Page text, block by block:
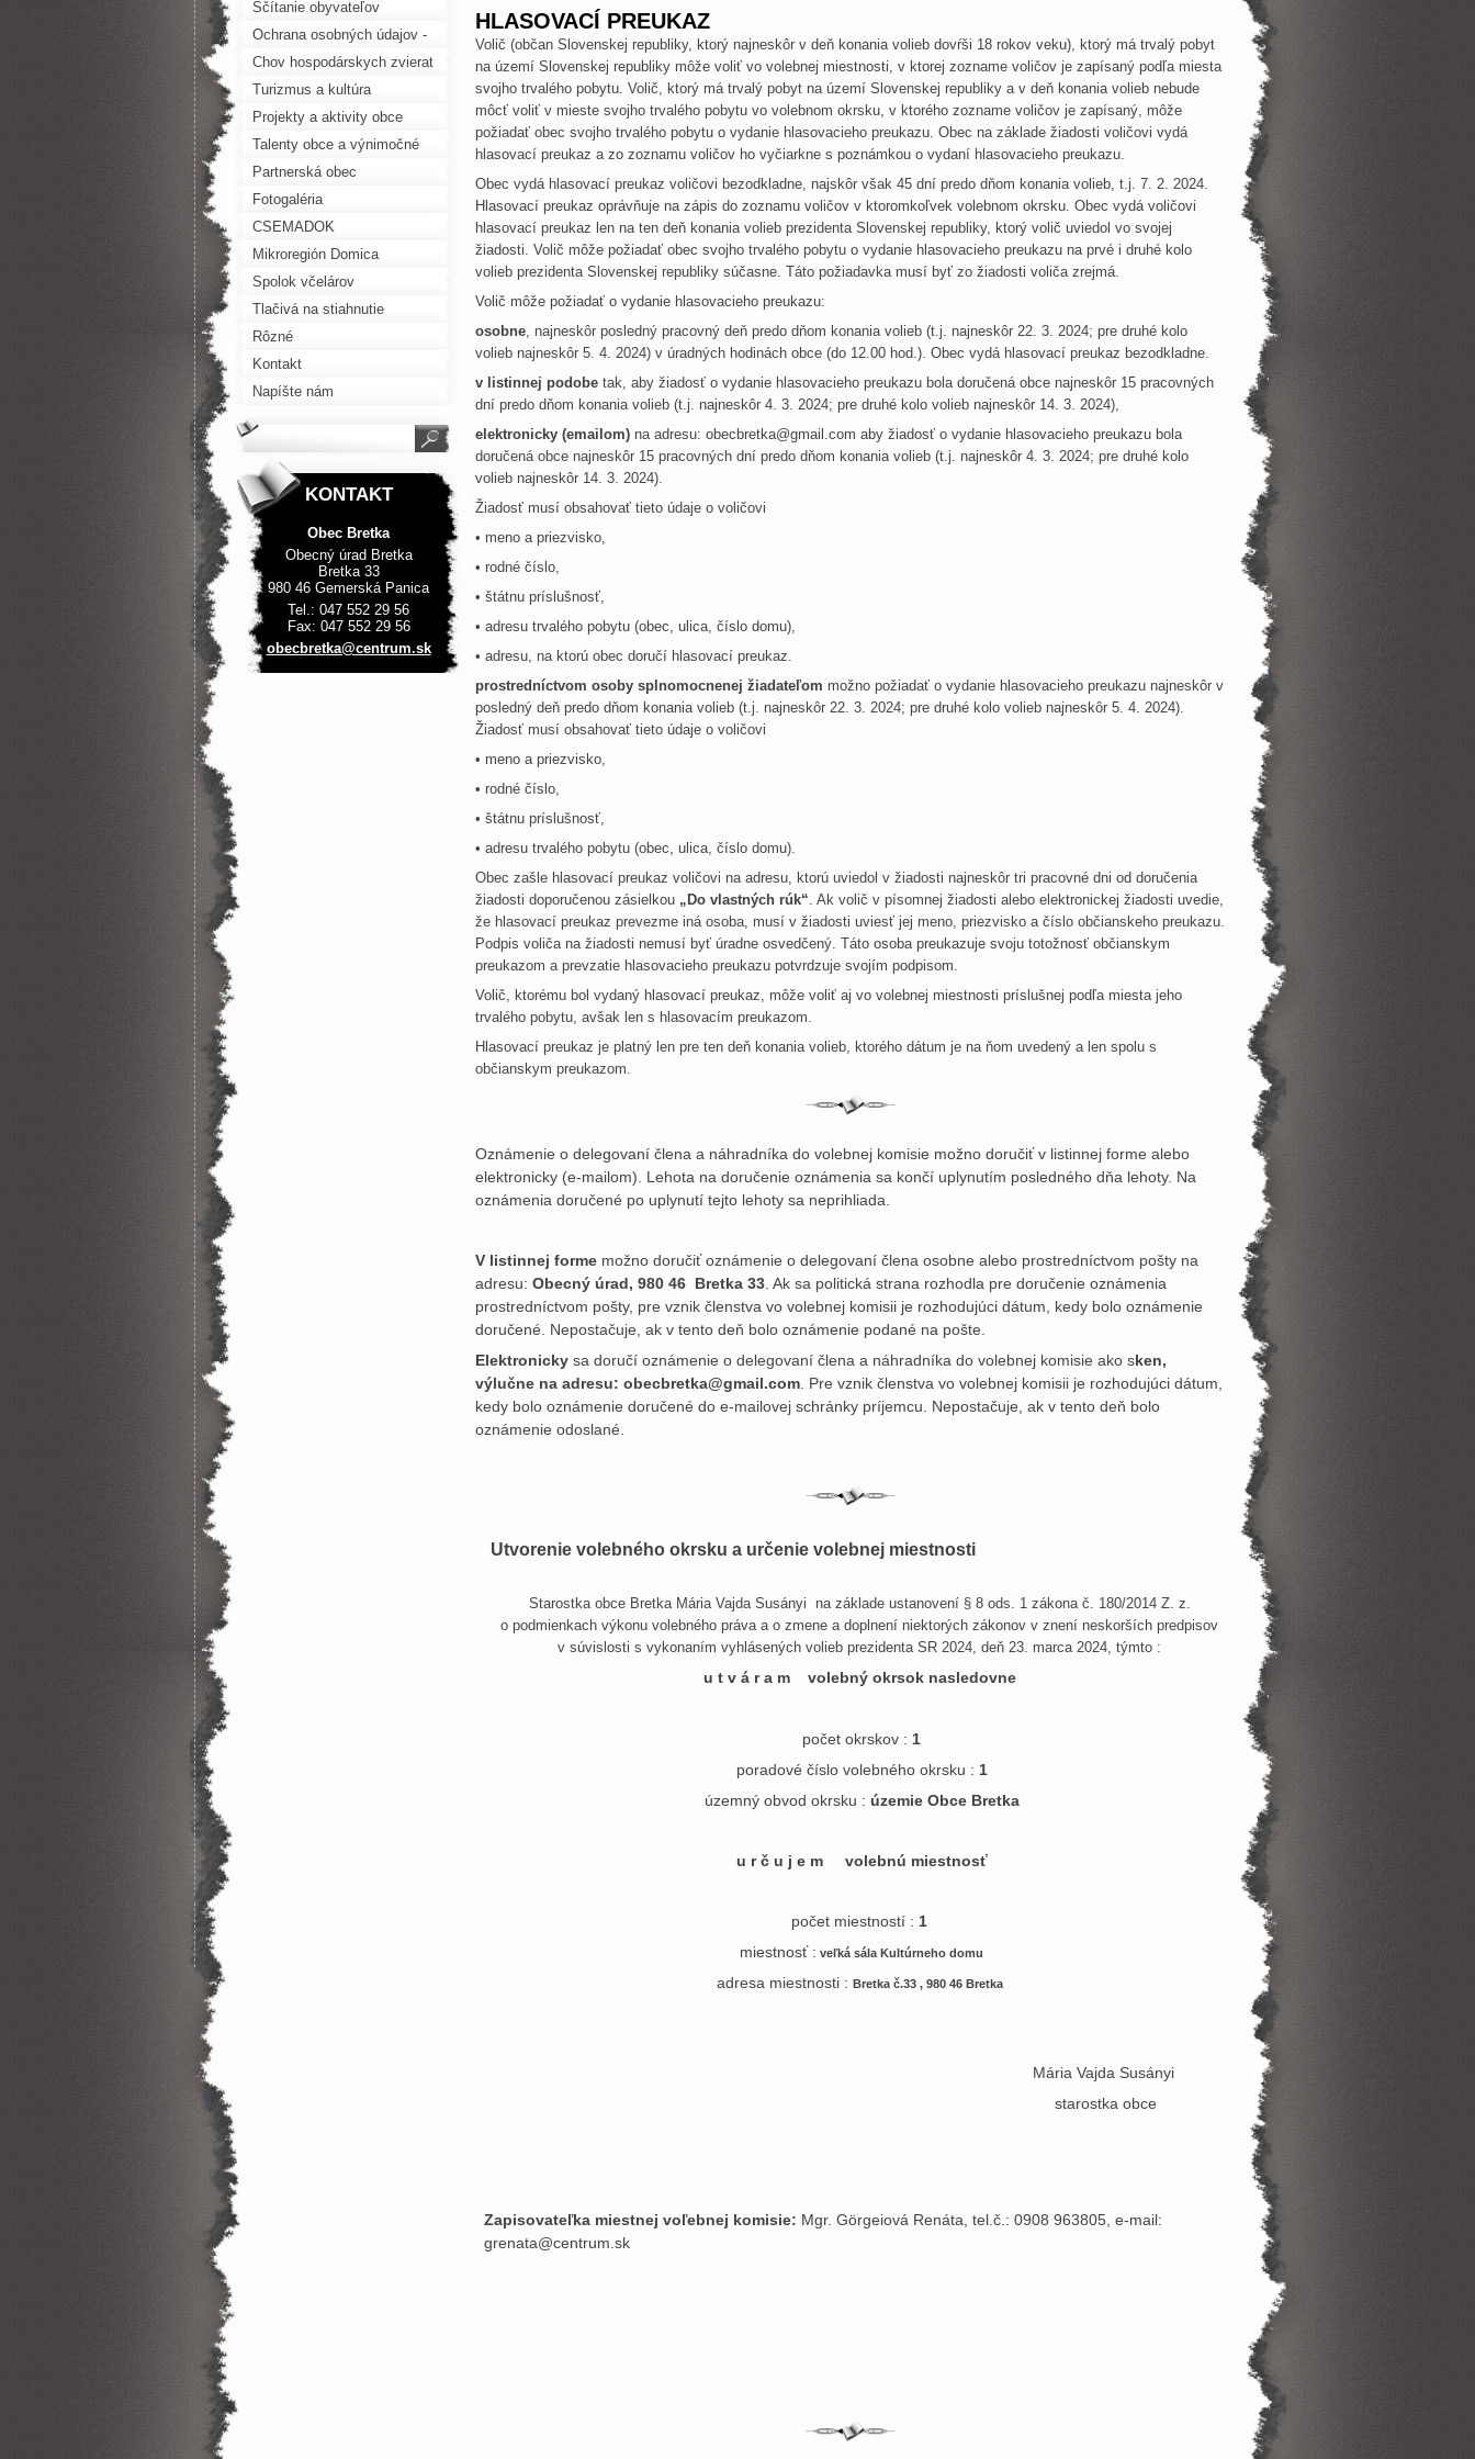
HLASOVACÍ PREUKAZ
Volič (občan Slovenskej republiky, ktorý najneskôr v deň konania volieb dovŕši 18 rokov veku), ktorý má trvalý pobyt
na území Slovenskej republiky môže voliť vo volebnej miestnosti, v ktorej zozname voličov je zapísaný podľa miesta
svojho trvalého pobytu. Volič, ktorý má trvalý pobyt na území Slovenskej republiky a v deň konania volieb nebude
môcť voliť v mieste svojho trvalého pobytu vo volebnom okrsku, v ktorého zozname voličov je zapísaný, môže
požiadať obec svojho trvalého pobytu o vydanie hlasovacieho preukazu. Obec na základe žiadosti voličovi vydá
hlasovací preukaz a zo zoznamu voličov ho vyčiarkne s poznámkou o vydaní hlasovacieho preukazu.
Obec vydá hlasovací preukaz voličovi bezodkladne, najskôr však 45 dní predo dňom konania volieb, t.j. 7. 2. 2024.
Hlasovací preukaz oprávňuje na zápis do zoznamu voličov v ktoromkoľvek volebnom okrsku. Obec vydá voličovi
hlasovací preukaz len na ten deň konania volieb prezidenta Slovenskej republiky, ktorý volič uviedol vo svojej
žiadosti. Volič môže požiadať obec svojho trvalého pobytu o vydanie hlasovacieho preukazu na prvé i druhé kolo
volieb prezidenta Slovenskej republiky súčasne. Táto požiadavka musí byť zo žiadosti voliča zrejmá.
Volič môže požiadať o vydanie hlasovacieho preukazu:
osobne, najneskôr posledný pracovný deň predo dňom konania volieb (t.j. najneskôr 22. 3. 2024; pre druhé kolo
volieb najneskôr 5. 4. 2024) v úradných hodinách obce (do 12.00 hod.). Obec vydá hlasovací preukaz bezodkladne.
v listinnej podobe tak, aby žiadosť o vydanie hlasovacieho preukazu bola doručená obce najneskôr 15 pracovných
dní predo dňom konania volieb (t.j. najneskôr 4. 3. 2024; pre druhé kolo volieb najneskôr 14. 3. 2024),
elektronicky (emailom) na adresu: obecbretka@gmail.com aby žiadosť o vydanie hlasovacieho preukazu bola
doručená obce najneskôr 15 pracovných dní predo dňom konania volieb (t.j. najneskôr 4. 3. 2024; pre druhé kolo
volieb najneskôr 14. 3. 2024).
Žiadosť musí obsahovať tieto údaje o voličovi
• meno a priezvisko,
• rodné číslo,
• štátnu príslušnosť,
• adresu trvalého pobytu (obec, ulica, číslo domu),
• adresu, na ktorú obec doručí hlasovací preukaz.
prostredníctvom osoby splnomocnenej žiadateľom možno požiadať o vydanie hlasovacieho preukazu najneskôr v
posledný deň predo dňom konania volieb (t.j. najneskôr 22. 3. 2024; pre druhé kolo volieb najneskôr 5. 4. 2024).
Žiadosť musí obsahovať tieto údaje o voličovi
• meno a priezvisko,
• rodné číslo,
• štátnu príslušnosť,
• adresu trvalého pobytu (obec, ulica, číslo domu).
Obec zašle hlasovací preukaz voličovi na adresu, ktorú uviedol v žiadosti najneskôr tri pracovné dni od doručenia
žiadosti doporučenou zásielkou „Do vlastných rúk“. Ak volič v písomnej žiadosti alebo elektronickej žiadosti uvedie,
že hlasovací preukaz prevezme iná osoba, musí v žiadosti uviesť jej meno, priezvisko a číslo občianskeho preukazu.
Podpis voliča na žiadosti nemusí byť úradne osvedčený. Táto osoba preukazuje svoju totožnosť občianskym
preukazom a prevzatie hlasovacieho preukazu potvrdzuje svojím podpisom.
Volič, ktorému bol vydaný hlasovací preukaz, môže voliť aj vo volebnej miestnosti príslušnej podľa miesta jeho
trvalého pobytu, avšak len s hlasovacím preukazom.
Hlasovací preukaz je platný len pre ten deň konania volieb, ktorého dátum je na ňom uvedený a len spolu s
občianskym preukazom.
Oznámenie o delegovaní člena a náhradníka do volebnej komisie možno doručiť v listinnej forme alebo
elektronicky (e-mailom). Lehota na doručenie oznámenia sa končí uplynutím posledného dňa lehoty. Na
oznámenia doručené po uplynutí tejto lehoty sa neprihliada.
V listinnej forme možno doručiť oznámenie o delegovaní člena osobne alebo prostredníctvom pošty na
adresu: Obecný úrad, 980 46 Bretka 33 . Ak sa politická strana rozhodla pre doručenie oznámenia
prostredníctvom pošty, pre vznik členstva vo volebnej komisii je rozhodujúci dátum, kedy bolo oznámenie
doručené. Nepostačuje, ak v tento deň bolo oznámenie podané na pošte.
Elektronicky sa doručí oznámenie o delegovaní člena a náhradníka do volebnej komisie ako sken,
výlučne na adresu: obecbretka@gmail.com . Pre vznik členstva vo volebnej komisii je rozhodujúci dátum,
kedy bolo oznámenie doručené do e-mailovej schránky príjemcu. Nepostačuje, ak v tento deň bolo
oznámenie odoslané.
Utvorenie volebného okrsku a určenie volebnej miestnosti
Starostka obce Bretka Mária Vajda Susányi na základe ustanovení § 8 ods. 1 zákona č. 180/2014 Z. z.
o podmienkach výkonu volebného práva a o zmene a doplnení niektorých zákonov v znení neskorších predpisov
v súvislosti s vykonaním vyhlásených volieb prezidenta SR 2024, deň 23. marca 2024, týmto :
u t v á r a m volebný okrsok nasledovne
počet okrskov : 1
poradové číslo volebného okrsku : 1
územný obvod okrsku : územie Obce Bretka
u r č u j e m volebnú miestnosť
počet miestností : 1
miestnosť : veľká sála Kultúrneho domu
adresa miestnosti : Bretka č.33 , 980 46 Bretka
Mária Vajda Susányi
starostka obce
Zapisovateľka miestnej voľebnej komisie: Mgr. Görgeiová Renáta, tel.č.: 0908 963805, e-mail:
grenata@centrum.sk
Sčítanie obyvateľov
Ochrana osobných údajov -
GDPR
Chov hospodárskych zvierat
Turizmus a kultúra
Projekty a aktivity obce
Talenty obce a výnimočné
osobnosti
Partnerská obec
Fotogaléria
CSEMADOK
Mikroregión Domica
Spolok včelárov
Tlačivá na stiahnutie
Rôzné
Kontakt
Napíšte nám
KONTAKT
Obec Bretka
Obecný úrad Bretka
Bretka 33
980 46 Gemerská Panica
Tel.: 047 552 29 56
Fax: 047 552 29 56
obecbretka@centrum.sk